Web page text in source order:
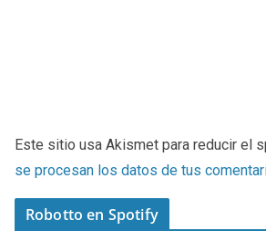
Este sitio usa Akismet para reducir el
se procesan los datos de tus
Robotto en Spotify